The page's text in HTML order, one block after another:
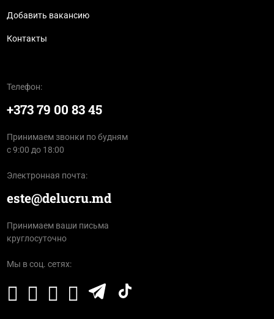
Добавить вакансию
Контакты
Телефон:
+373 79 00 83 45
Принимаем звонки по будням
с 9:00 до 18:00
Электронная почта:
este@delucru.md
Принимаем ваши письма
круглосуточно
Мы в соц. сетях: